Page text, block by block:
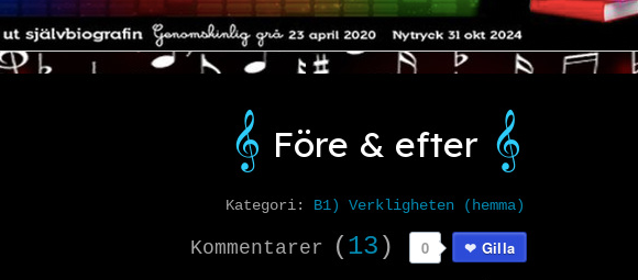
𝄞️ Före & efter 𝄞️
Kategori: B1) Verkligheten (hemma)
Kommentarer (13 ) 0 Gilla